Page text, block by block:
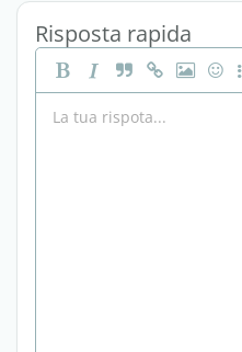
Risposta rapida